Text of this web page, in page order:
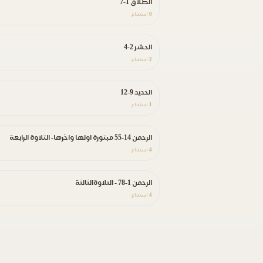
الطلاق 1-7
0 استماع
الحشر 2-4
2 استماع
الحديد 9-12
1 استماع
الرحمن 14-55 مبتورة اولها واخرها- التلاوة الرابعة
4 استماع
الرحمن 1-78 - التلاوةالثالثة
4 استماع